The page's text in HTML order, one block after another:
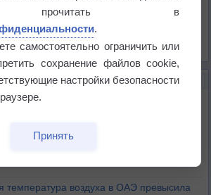
стал самым тёплым за всю
России наступают самые жаркие
температура воздуха в ОАЭ превысила
прочитать в
.
самостоятельно ограничить или
сохранение файлов cookie,
настройки безопасности
Принять